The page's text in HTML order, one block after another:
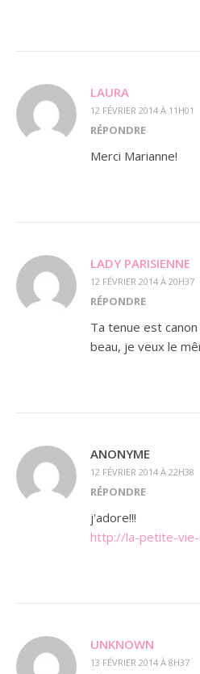
LAURA
12 FÉVRIER 2014 À 11H01
RÉPONDRE
Merci Marianne!
LADY PARISIENNE
12 FÉVRIER 2014 À 20H37
RÉPONDRE
Ta tenue est
beau, je veux le
ANONYME
12 FÉVRIER 2014 À 22H38
RÉPONDRE
j'adore!!!
http://la-petite-
UNKNOWN
13 FÉVRIER 2014 À 8H37